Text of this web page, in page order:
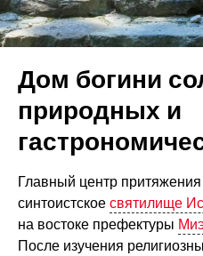
Дом богини
природных и
Главный центр
синтоистское святилище
на востоке префектуры
После изучения